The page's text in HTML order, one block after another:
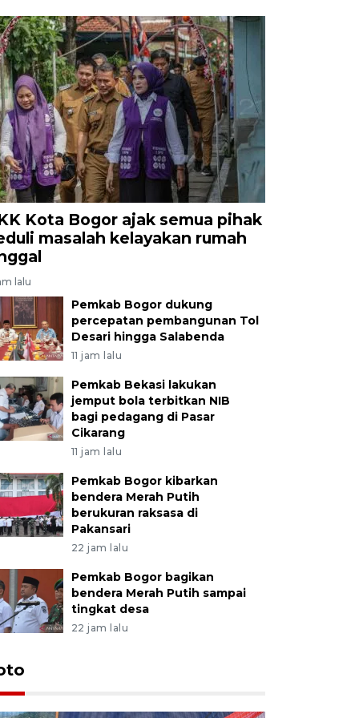
Kota Bogor ajak semua pihak
masalah kelayakan rumah
lalu
Pemkab Bogor dukung
percepatan pembangunan Tol
Desari hingga Salabenda
11 jam lalu
Pemkab Bekasi lakukan
jemput bola terbitkan NIB
bagi pedagang di Pasar
Cikarang
11 jam lalu
Pemkab Bogor kibarkan
bendera Merah Putih
berukuran raksasa di
Pakansari
22 jam lalu
Pemkab Bogor bagikan
bendera Merah Putih sampai
tingkat desa
22 jam lalu